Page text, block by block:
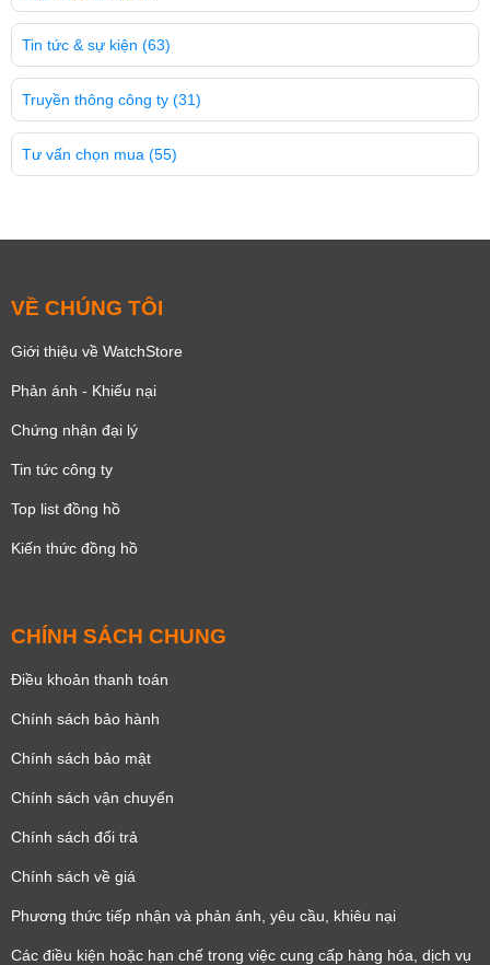
Tin tức & sự kiện (63)
Truyền thông công ty (31)
Tư vấn chọn mua (55)
VỀ CHÚNG TÔI
Giới thiệu về WatchStore
Phản ánh - Khiếu nại
Chứng nhận đại lý
Tin tức công ty
Top list đồng hồ
Kiến thức đồng hồ
CHÍNH SÁCH CHUNG
Điều khoản thanh toán
Chính sách bảo hành
Chính sách bảo mật
Chính sách vận chuyển
Chính sách đổi trả
Chính sách về giá
Phương thức tiếp nhận và phản ánh, yêu cầu, khiêu nại
Các điều kiện hoặc hạn chế trong việc cung cấp hàng hóa, dịch vụ